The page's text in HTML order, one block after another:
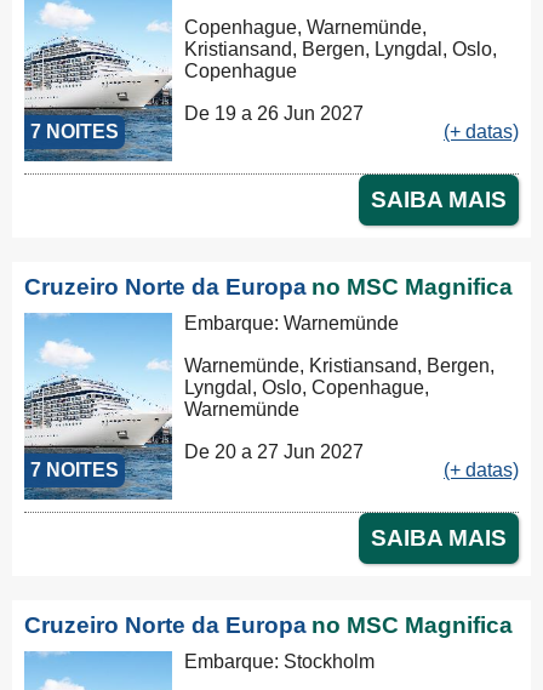
7 NOITES
Copenhague, Warnemünde,
Kristiansand, Bergen, Lyngdal, Oslo,
Copenhague
De 19 a 26 Jun 2027
(+ datas)
SAIBA MAIS
Cruzeiro Norte da Europa no MSC Magnifica
7 NOITES
Embarque: Warnemünde
Warnemünde, Kristiansand, Bergen,
Lyngdal, Oslo, Copenhague,
Warnemünde
De 20 a 27 Jun 2027
(+ datas)
SAIBA MAIS
Cruzeiro Norte da Europa no MSC Magnifica
Embarque: Stockholm